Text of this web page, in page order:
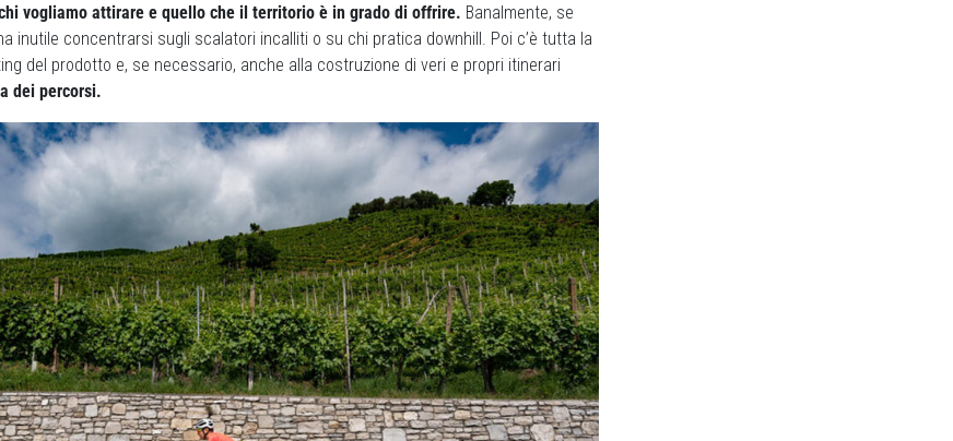
vogliamo attirare e quello che il territorio è in grado di offrire. Banalmente, se
inutile concentrarsi sugli scalatori incalliti o su chi pratica downhill. Poi c’è tutta la
del prodotto e, se necessario, anche alla costruzione di veri e propri itinerari
dei percorsi.